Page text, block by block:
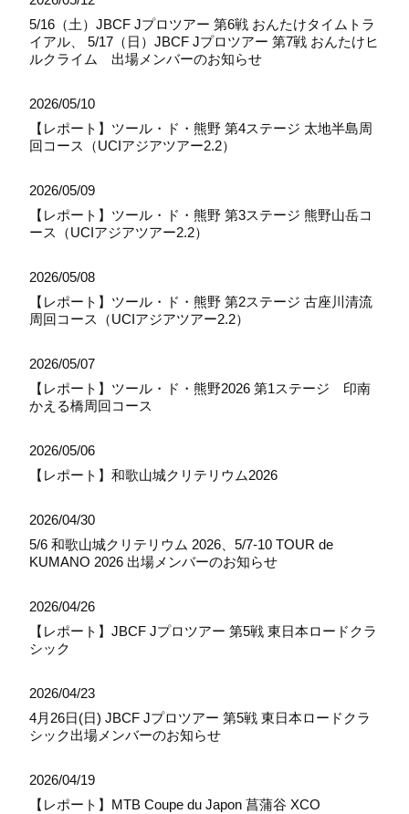
5/16（土）JBCF Jプロツアー 第6戦 おんたけタイムトラ
イアル、 5/17（日）JBCF Jプロツアー 第7戦 おんたけヒ
ルクライム 出場メンバーのお知らせ
2026/05/10
【レポート】ツール・ド・熊野 第4ステージ 太地半島周
回コース（UCIアジアツアー2.2）
2026/05/09
【レポート】ツール・ド・熊野 第3ステージ 熊野山岳コ
ース（UCIアジアツアー2.2）
2026/05/08
【レポート】ツール・ド・熊野 第2ステージ 古座川清流
周回コース（UCIアジアツアー2.2）
2026/05/07
【レポート】ツール・ド・熊野2026 第1ステージ 印南
かえる橋周回コース
2026/05/06
【レポート】和歌山城クリテリウム2026
2026/04/30
5/6 和歌山城クリテリウム 2026、5/7-10 TOUR de
KUMANO 2026 出場メンバーのお知らせ
2026/04/26
【レポート】JBCF Jプロツアー 第5戦 東日本ロードクラ
シック
2026/04/23
4月26日(日) JBCF Jプロツアー 第5戦 東日本ロードクラ
シック出場メンバーのお知らせ
2026/04/19
【レポート】MTB Coupe du Japon 菖蒲谷 XCO